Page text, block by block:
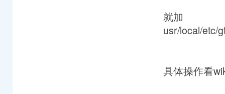
就加
usr/local/etc/
具体操作看